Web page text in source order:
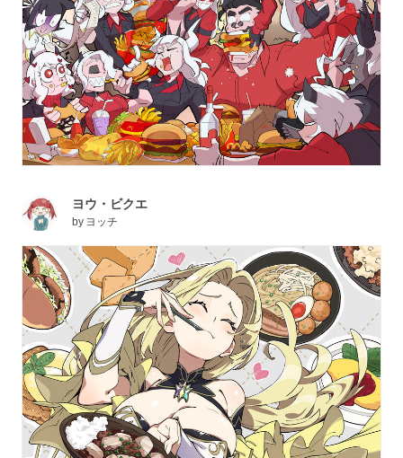
ヨウ・ビクエ
by ヨッチ